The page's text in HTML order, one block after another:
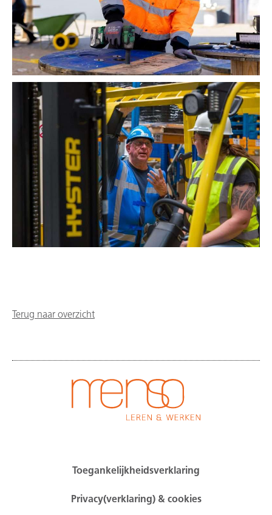
Terug naar overzicht
Toegankelijkheidsverklaring
Privacy(verklaring) & cookies